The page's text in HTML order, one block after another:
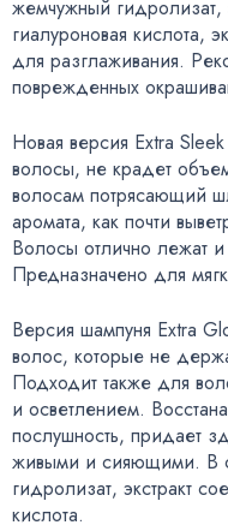
жемчужный гидролизат,
гиалуроновая кислота,
для разглаживания.
поврежденных
Новая версия Extra
волосы, не крадет
волосам потрясающий
аромата, как почти
Волосы отлично лежат
Предназначено для
Версия шампуня Extra
волос, которые не
Подходит также для
и осветлением.
послушность, придает
живыми и сияющими. В
гидролизат, экстракт
кислота.